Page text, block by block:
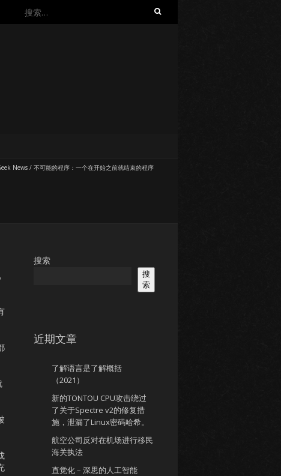
搜
News / 不可能的程序：一个在开始之前就结束的程序
搜索
搜
索
近期文章
了解语言是了解概括
（2021）
新的TONTOU CPU攻击绕过
了关于Spectre v2的修复措
施，泄漏了Linux密码哈希。
航空公司反对在机场进行移民
海关执法
直觉化 – 深思的人工智能